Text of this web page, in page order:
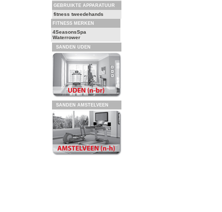
GEBRUIKTE APPARATUUR
fitness tweedehands
FITNESS MERKEN
4SeasonsSpa
Waterrower
SANDEN UDEN
SANDEN AMSTELVEEN